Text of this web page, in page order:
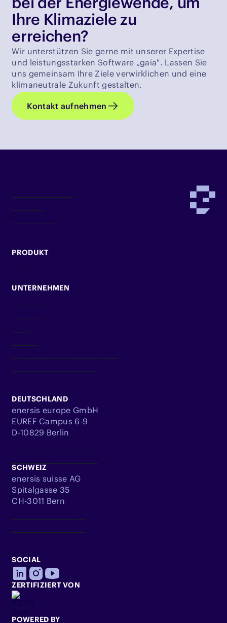
Ihre Klimaziele zu
erreichen?
Wir unterstützen Sie gerne mit unserer Expertise
und leistungsstarken Software „gaia". Lassen Sie
uns gemeinsam Ihre Ziele verwirklichen und eine
klimaneutrale Zukunft gestalten.
Kontakt aufnehmen
PRODUKT
UNTERNEHMEN
DEUTSCHLAND
enersis europe GmbH
EUREF Campus 6-9
D-10829 Berlin
SCHWEIZ
enersis suisse AG
Spitalgasse 35
CH-3011 Bern
SOCIAL
ZERTIFIZIERT VON
POWERED BY